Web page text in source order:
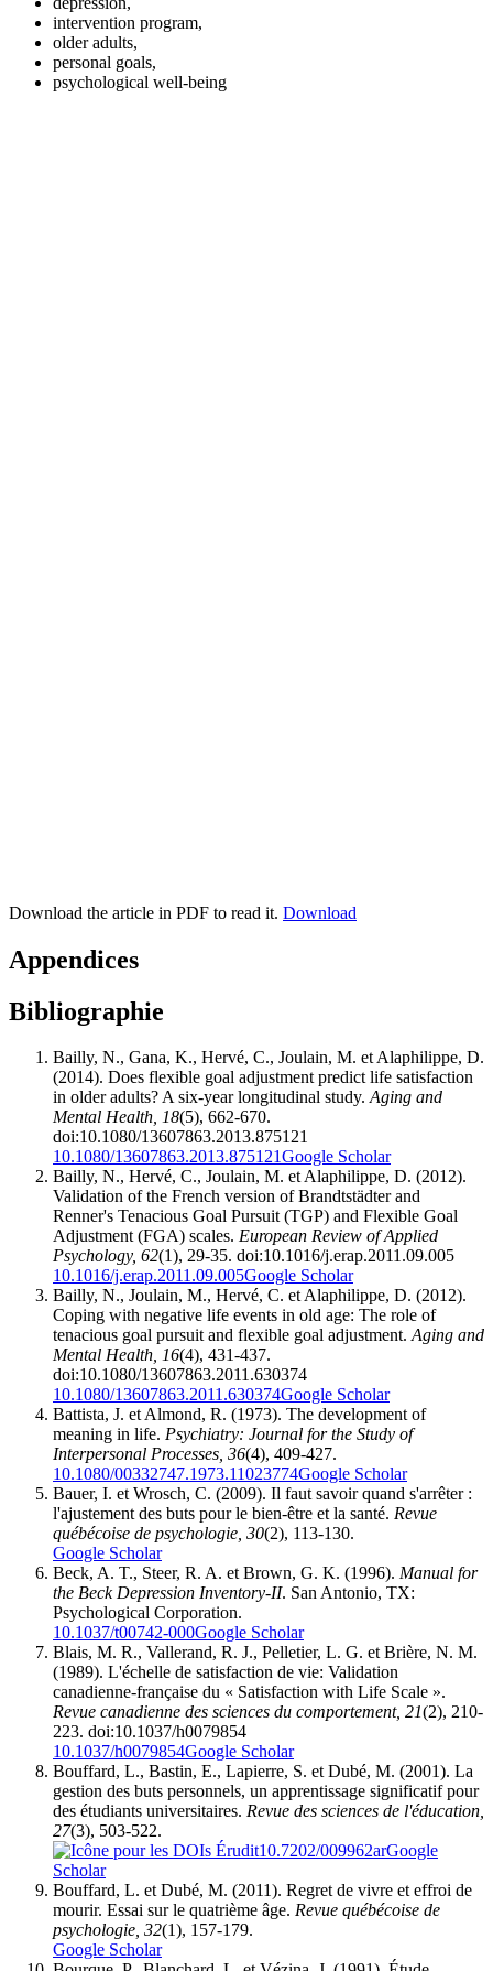
intervention program,
older adults,
personal goals,
psychological well-being
Download the article in PDF to read it. Download
Appendices
Bibliographie
Bailly, N., Gana, K., Hervé, C., Joulain, M. et Alaphilippe, D.
(2014). Does flexible goal adjustment predict life satisfaction
in older adults? A six-year longitudinal study.Aging and
Mental Health, 18(5), 662-670.
doi:10.1080/13607863.2013.875121
10.1080/13607863.2013.875121Google Scholar
Bailly, N., Hervé, C., Joulain, M. et Alaphilippe, D. (2012).
Validation of the French version of Brandtstädter and
Renner's Tenacious Goal Pursuit (TGP) and Flexible Goal
Adjustment (FGA) scales. European Review of Applied
Psychology, 62(1), 29-35. doi:10.1016/j.erap.2011.09.005
10.1016/j.erap.2011.09.005Google Scholar
Bailly, N., Joulain, M., Hervé, C. et Alaphilippe, D. (2012).
Coping with negative life events in old age: The role of
tenacious goal pursuit and flexible goal adjustment.Aging and
Mental Health, 16(4), 431-437.
doi:10.1080/13607863.2011.630374
10.1080/13607863.2011.630374Google Scholar
Battista, J. et Almond, R. (1973). The development of
meaning in life. Psychiatry: Journal for the Study of
Interpersonal Processes, 36(4), 409-427.
10.1080/00332747.1973.11023774Google Scholar
Bauer, I. et Wrosch, C. (2009). Il faut savoir quand s'arrêter :
l'ajustement des buts pour le bien-être et la santé. Revue
québécoise de psychologie, 30(2), 113-130.
Google Scholar
Beck, A. T., Steer, R. A. et Brown, G. K. (1996). Manual for
the Beck Depression Inventory-II. San Antonio, TX:
Psychological Corporation.
10.1037/t00742-000Google Scholar
Blais, M. R., Vallerand, R. J., Pelletier, L. G. et Brière, N. M.
(1989). L'échelle de satisfaction de vie: Validation
canadienne-française du « Satisfaction with Life Scale ».
Revue canadienne des sciences du comportement, 21(2), 210-
223. doi:10.1037/h0079854
10.1037/h0079854Google Scholar
Bouffard, L., Bastin, E., Lapierre, S. et Dubé, M. (2001). La
gestion des buts personnels, un apprentissage significatif pour
des étudiants universitaires. Revue des sciences de l'éducation,
27(3), 503-522.
10.7202/009962arGoogle
Scholar
Bouffard, L. et Dubé, M. (2011). Regret de vivre et effroi de
mourir. Essai sur le quatrième âge. Revue québécoise de
psychologie, 32(1), 157-179.
Google Scholar